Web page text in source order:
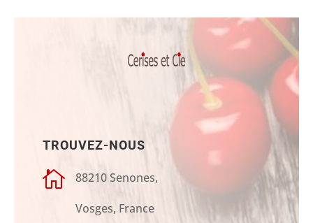
TROUVEZ-NOUS

88210 Senones,
Vosges, France